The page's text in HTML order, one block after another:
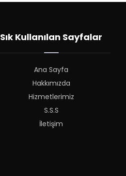
Sık Kullanılan Sayfalar
Ana Sayfa
Hakkımızda
Hizmetlerimiz
S.S.S
İletişim